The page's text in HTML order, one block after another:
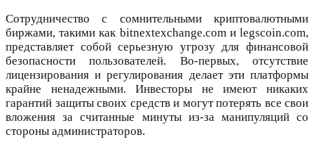
Сотрудничество с сомнительными криптовалютными
биржами, такими как bitnextexchange.com и legscoin.com,
представляет собой серьезную угрозу для финансовой
безопасности пользователей. Во-первых, отсутствие
лицензирования и регулирования делает эти платформы
крайне ненадежными. Инвесторы не имеют никаких
гарантий защиты своих средств и могут потерять все свои
вложения за считанные минуты из-за манипуляций со
стороны администраторов.